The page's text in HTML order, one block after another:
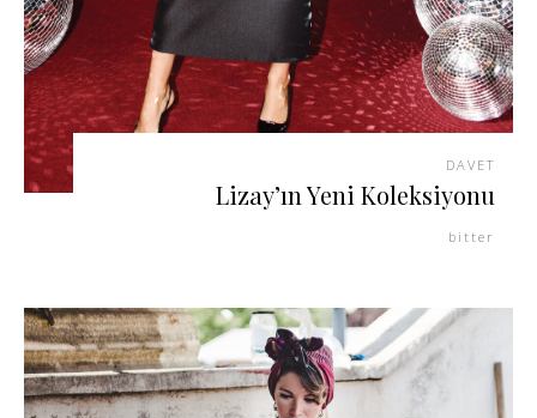
DAVET
Lizay’ın Yeni Koleksiyonu
bitter